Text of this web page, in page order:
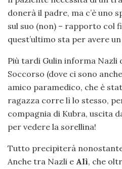
donerà il padre, ma c’è uno
sul suo (non) – rapporto col
quest’ultimo sta per avere
Più tardi Gulin informa Nazli
Soccorso (dove ci sono
amico paramedico, che è
ragazza corre lì lo stesso,
compagnia di Kubra, uscita
per vedere la sorellina!
Tutto precipiterà
Anche tra Nazli e Alì, che